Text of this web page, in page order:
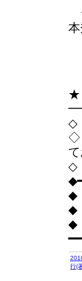
★
◇
◇
て
◇
◆
◆
◆
行(